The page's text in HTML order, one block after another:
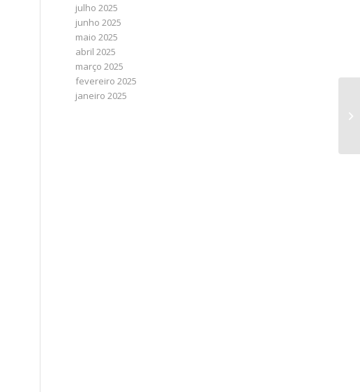
julho 2025
junho 2025
maio 2025
abril 2025
março 2025
fevereiro 2025
janeiro 2025